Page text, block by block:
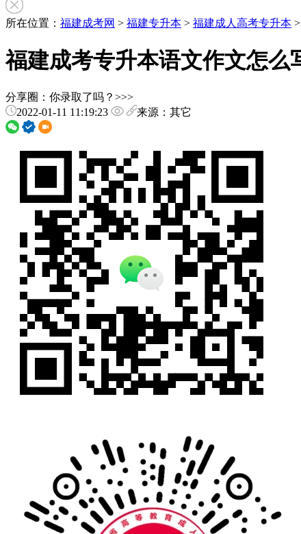
所在位置： 福建成考网 > 福建专升本 > 福建成人高考专升本
福建成考专升本语文作文怎么
分享圈：你录取了吗？>>>
2022-01-11 11:19:23
来源：其它